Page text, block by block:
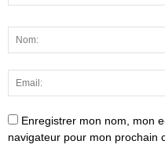
Enregistrer mon nom, mon
navigateur pour mon prochain